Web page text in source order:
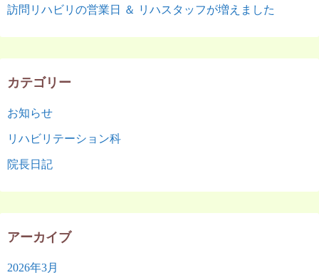
訪問リハビリの営業日 ＆ リハスタッフが増えました
カテゴリー
お知らせ
リハビリテーション科
院長日記
アーカイブ
2026年3月